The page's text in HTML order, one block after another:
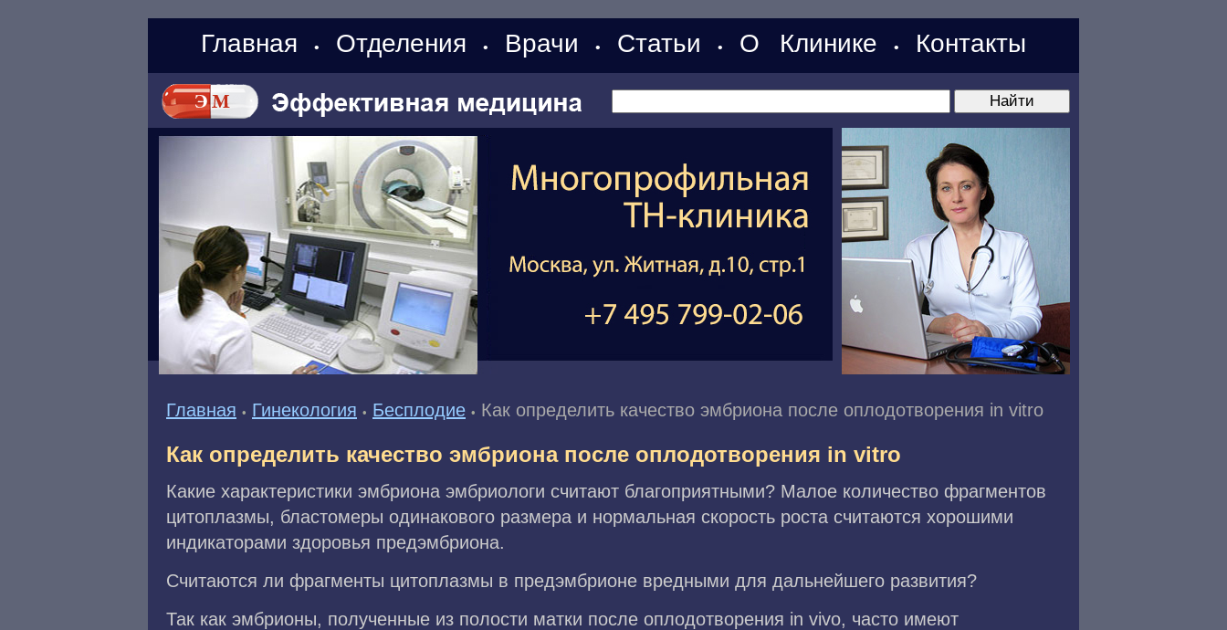
Главная • Отделения • Врачи • Статьи • О Клинике • Контакты
Главная • Гинекология • Бесплодие • Как определить качество эмбриона после оплодотворения in vitro
Как определить качество эмбриона после оплодотворения in vitro
Какие характеристики эмбриона эмбриологи считают благоприятными? Малое количество фрагментов
цитоплазмы, бластомеры одинакового размера и нормальная скорость роста считаются хорошими
индикаторами здоровья предэмбриона.
Считаются ли фрагменты цитоплазмы в предэмбрионе вредными для дальнейшего развития?
Так как эмбрионы, полученные из полости матки после оплодотворения in vivo, часто имеют